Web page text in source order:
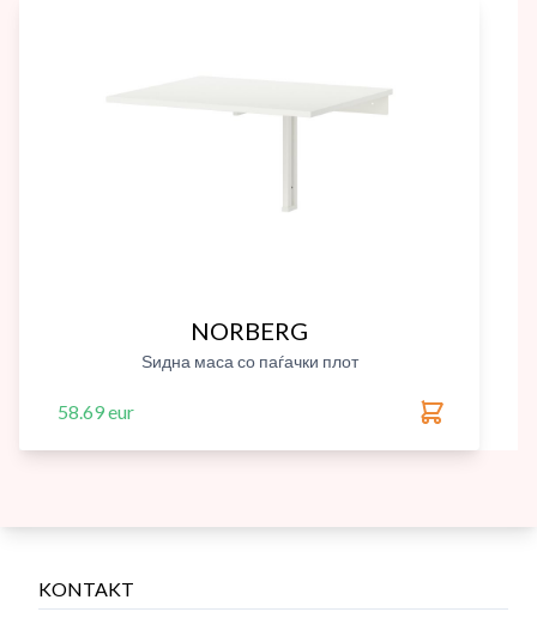
NORBERG
Ѕидна маса со паѓачки плот
58.69 eur
KONTAKT